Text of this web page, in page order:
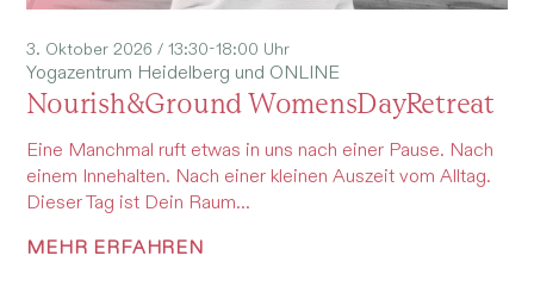
3. Oktober 2026 / 13:30-18:00 Uhr
Yogazentrum Heidelberg und ONLINE
Nourish&Ground WomensDayRetreat
Eine Manchmal ruft etwas in uns nach einer Pause. Nach
einem Innehalten. Nach einer kleinen Auszeit vom Alltag.
Dieser Tag ist Dein Raum...
MEHR ERFAHREN